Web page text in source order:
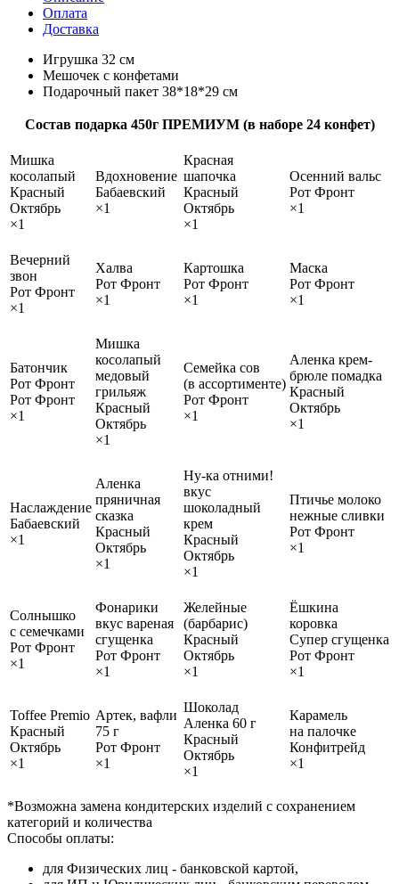
Оплата
Доставка
Игрушка 32 см
Мешочек с конфетами
Подарочный пакет 38*18*29 см
Состав подарка 450г ПРЕМИУМ (в наборе 24 конфет)
Мишка
косолапый
Красный
Октябрь
×1
Вдохновение
Бабаевский
×1
Красная
шапочка
Красный
Октябрь
×1
Осенний вальс
Рот Фронт
×1
Вечерний
звон
Рот Фронт
×1
Халва
Рот Фронт
×1
Картошка
Рот Фронт
×1
Маска
Рот Фронт
×1
Батончик
Рот Фронт
Рот Фронт
×1
Мишка
косолапый
медовый
грильяж
Красный
Октябрь
×1
Семейка сов
(в ассортименте)
Рот Фронт
×1
Аленка крем-
брюле помадка
Красный
Октябрь
×1
Наслаждение
Бабаевский
×1
Аленка
пряничная
сказка
Красный
Октябрь
×1
Ну-ка отними!
вкус
шоколадный
крем
Красный
Октябрь
×1
Птичье молоко
нежные сливки
Рот Фронт
×1
Солнышко
с семечками
Рот Фронт
×1
Фонарики
вкус вареная
сгущенка
Рот Фронт
×1
Желейные
(барбарис)
Красный
Октябрь
×1
Ёшкина
коровка
Супер сгущенка
Рот Фронт
×1
Toffee Premio
Красный
Октябрь
×1
Артек, вафли
75 г
Рот Фронт
×1
Шоколад
Аленка 60 г
Красный
Октябрь
×1
Карамель
на палочке
Конфитрейд
×1
*Возможна замена кондитерских изделий с сохранением
категорий и количества
Способы оплаты:
для Физических лиц - банковской картой,